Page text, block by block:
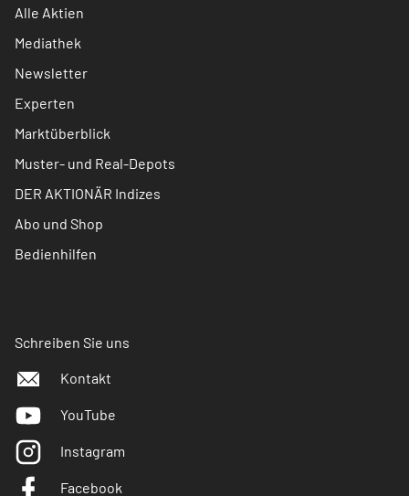
Alle Aktien
Mediathek
Newsletter
Experten
Marktüberblick
Muster- und Real-Depots
DER AKTIONÄR Indizes
Abo und Shop
Bedienhilfen
Schreiben Sie uns
Kontakt
YouTube
Instagram
Facebook